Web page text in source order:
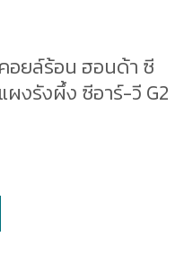
อยล์ร้อน ฮอนด้า ซี
ผงรังผึ้ง ซีอาร์-วี G2